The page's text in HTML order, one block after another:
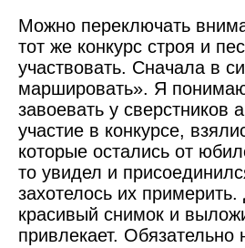
Можно переключать
тот же конкурс строя и
участвовать. Сначала в
маршировать». Я
завоевать у сверстников
участие в конкурсе,
которые остались от
то увидел и
захотелось их
красивый снимок и
привлекает.